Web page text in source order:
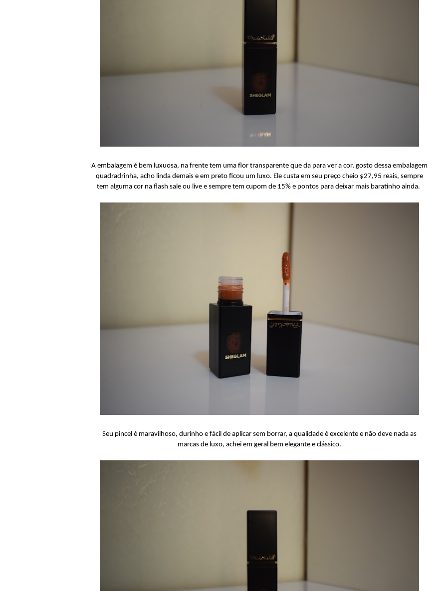
A embalagem é bem luxuosa, na frente tem uma flor transparente que da para ver a cor, gosto dessa embalagem
quadradrinha, acho linda demais e em preto ficou um luxo. Ele custa em seu preço cheio $27,95 reais, sempre
tem alguma cor na flash sale ou live e sempre tem cupom de 15% e pontos para deixar mais baratinho ainda.
Seu pincel é maravilhoso, durinho e fácil de aplicar sem borrar, a qualidade é excelente e não deve nada as
marcas de luxo, achei em geral bem elegante e clássico.